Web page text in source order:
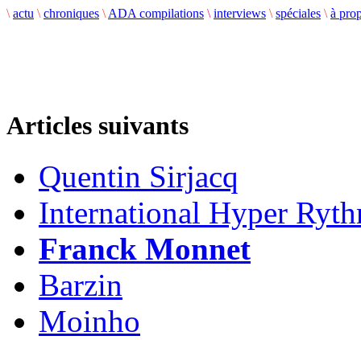
\ actu \ chroniques \ ADA compilations \ interviews \ spéciales \ à
Articles suivants
Quentin Sirjacq
International Hyper
Franck Monnet
Barzin
Moinho